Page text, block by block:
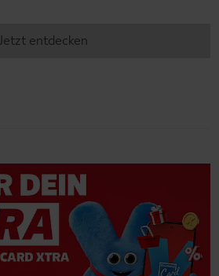
Jetzt entdecken